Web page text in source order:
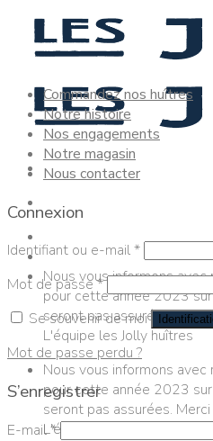
content
Nous vous informons
pour cette année 2023
seront pas assurées.
L'équipe les Jolly huîtres
Nous vous informons
pour cette année 2023
seront pas assurées.
L'équipe les Jolly huîtres
Commandez nos huîtres
Notre histoire
Nos engagements
Notre magasin
Nous contacter
Connexion
Identifiant ou e-mail*
Mot de passe*
Se souvenir de moi
Mot de passe perdu ?
S’enregistrer
E-mail*